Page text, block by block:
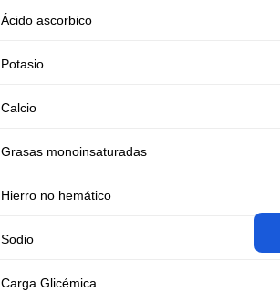
Ácido ascorbico
Potasio
Calcio
Grasas monoinsaturadas
Hierro no hemático
Sodio
Carga Glicémica